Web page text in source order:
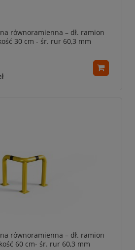
równoramienna – dł. ramion
30 cm - śr. rur 60,3 mm
równoramienna – dł. ramion
60 cm- śr. rur 60,3 mm